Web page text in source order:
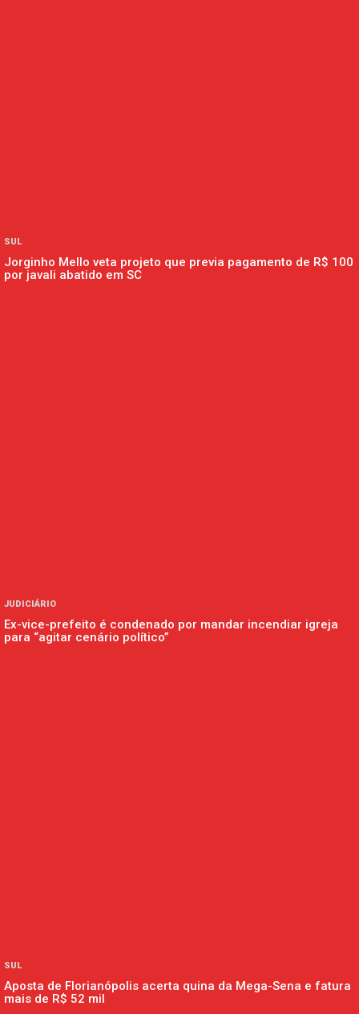
SUL
Jorginho Mello veta projeto que previa pagamento de R$ 100
por javali abatido em SC
JUDICIÁRIO
Ex-vice-prefeito é condenado por mandar incendiar igreja
para “agitar cenário político”
SUL
Aposta de Florianópolis acerta quina da Mega-Sena e fatura
mais de R$ 52 mil